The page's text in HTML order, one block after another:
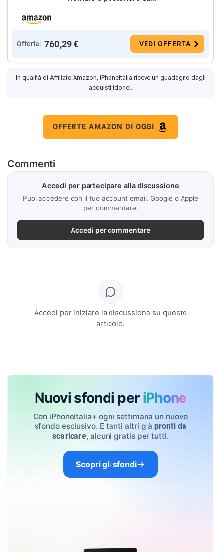
Offerta: 760,29 € VEDI OFFERTA
In qualità di Affiliato Amazon, iPhoneItalia riceve un guadagno dagli
acquisti idonei.
OFFERTE AMAZON DI OGGI
Commenti
Accedi per partecipare alla discussione
Puoi accedere con il tuo account email, Google o Apple
per commentare.
Accedi per commentare
Accedi per iniziare la discussione su questo
articolo.
Nuovi sfondi per iPhone
Con iPhoneItalia+ ogni settimana un nuovo
sfondo esclusivo. E tanti altri già pronti da
scaricare, alcuni gratis per tutti.
Scopri gli sfondi